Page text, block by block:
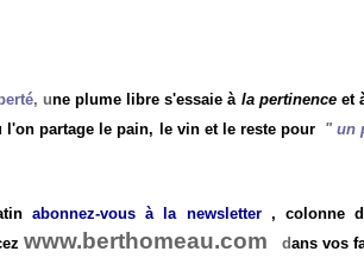
, une plume libre s'essaie à la pertinenceet
l'on partage le pain, le vin et le reste pour "un
abonnez-vous à la newsletter, colonne
www.berthomeau.com dans vos